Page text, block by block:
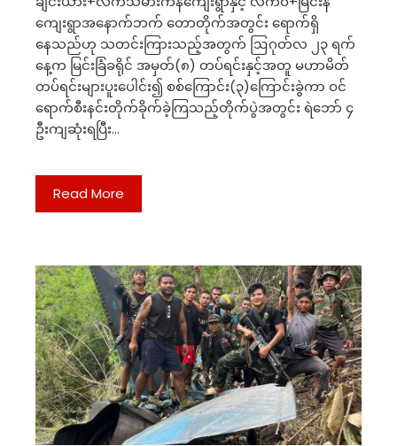
ကျေးရွာအနောက်ဘက် တောတိုက်အတွင်း ရောက်ရှိ
နေသည်ဟု သတင်းကြားသည့်အတွက် ဩဂုတ်လ ၂၃ ရက်
နေ့က မြင်းခြံခရိုင် အမှတ်(၈) တပ်ရင်းနှင့်အတူ မဟာမိတ်
တပ်ရင်းများပူးပေါင်း၍ စစ်ကြောင်း(၃)ကြောင်းခွဲကာ ဝင်
ရောက်စီးနင်းတိုက်ခိုက်ခဲ့ကြသည့်တိုက်ပွဲအတွင်း ရဲဘော် ၄
ဦးကျဆုံးရပြီး…
Read More